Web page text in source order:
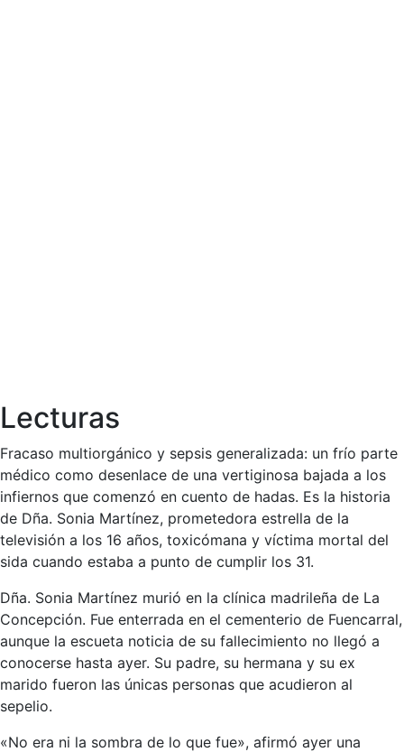
Lecturas
Fracaso multiorgánico y sepsis generalizada: un frío parte
médico como desenlace de una vertiginosa bajada a los
infiernos que comenzó en cuento de hadas. Es la historia
de Dña. Sonia Martínez, prometedora estrella de la
televisión a los 16 años, toxicómana y víctima mortal del
sida cuando estaba a punto de cumplir los 31.
Dña. Sonia Martínez murió en la clínica madrileña de La
Concepción. Fue enterrada en el cementerio de Fuencarral,
aunque la escueta noticia de su fallecimiento no llegó a
conocerse hasta ayer. Su padre, su hermana y su ex
marido fueron las únicas personas que acudieron al
sepelio.
«No era ni la sombra de lo que fue», afirmó ayer una